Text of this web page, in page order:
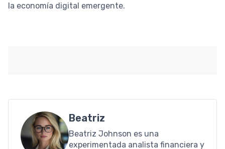
la economía digital emergente.
Beatriz
Beatriz Johnson es una
experimentada analista financiera y